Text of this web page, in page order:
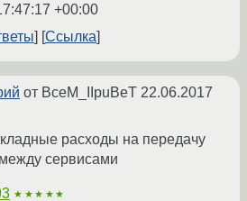
+00:00
Ссылка
от BceM_IIpuBeT 22.06.2017
расходы на передачу
сервисами
★★★★★